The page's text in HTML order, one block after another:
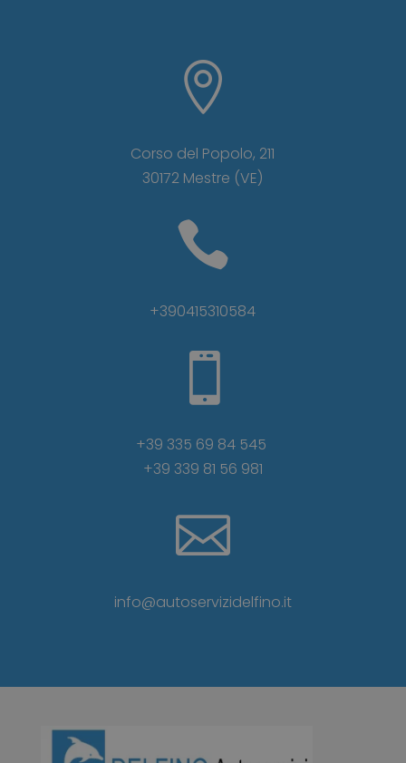

Corso del Popolo, 211
30172 Mestre (VE)

+390415310584

+39 335 69 84 545
+39 339 81 56 981

info@autoservizidelfino.it